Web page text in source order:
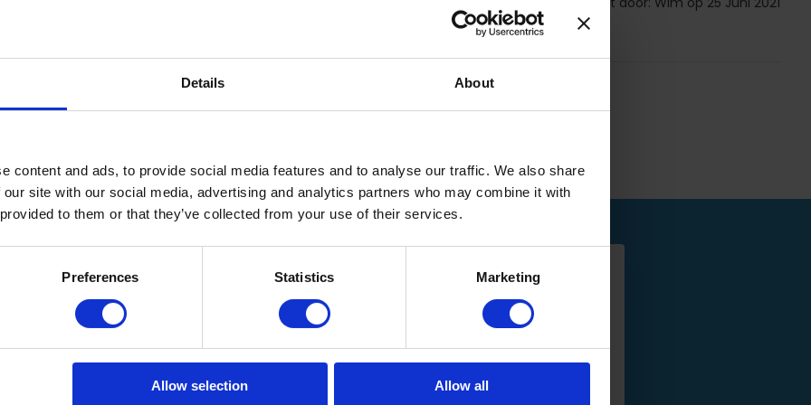
Details About
content and ads, to provide social media features and to analyse our traffic. We also share
site with our social media, advertising and analytics partners who may combine it with
to them or that they’ve collected from your use of their services.
Preferences Statistics Marketing
Allow selection Allow all
seconden als een parel op
van de stof te
maand.
geheel vochtig maken en
werkt uitstekend.
Textile Protector Spray
Textile Cleantex